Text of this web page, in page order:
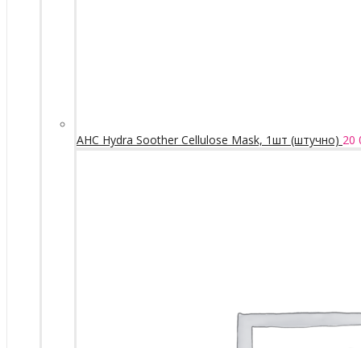
AHC Hydra Soother Cellulose Mask, 1шт (штучно) 20